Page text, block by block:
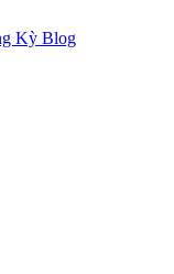
Kỳ Blog